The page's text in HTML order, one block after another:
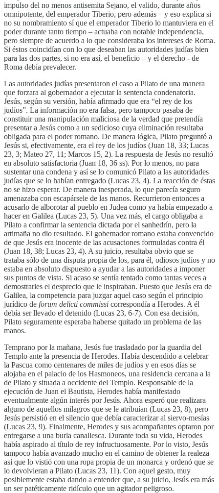
impulso del no menos antisemita Sejano, el valido, durante años
omnipotente, del emperador Tiberio, pero además – y eso explica si
no su nombramiento sí que el emperador Tiberio lo mantuviera en el
poder durante tanto tiempo – actuaba con notable independencia,
pero siempre de acuerdo a lo que consideraba los intereses de Roma.
Si éstos coincidían con lo que deseaban las autoridades judías bien
para las dos partes, si no era así, el beneficio – y el derecho - de
Roma debía prevalecer.
Las autoridades judías presentaron el caso a Pilato de una manera
que forzara al gobernador a ejecutar la sentencia condenatoria.
Jesús, según su versión, había afirmado que era “el rey de los
judíos”. La información no era falsa, pero tampoco pasaba de
constituir una manipulación maliciosa de la verdad que pretendía
presentar a Jesús como a un sedicioso cuya eliminación resultaba
obligada para el poder romano. De manera lógica, Pilato preguntó a
Jesús si, efectivamente, era el rey de los judíos (Juan 18, 33; Lucas
23, 3; Mateo 27, 11; Marcos 15, 2). La respuesta de Jesús no resultó
en absoluto satisfactoria (Juan 18, 36 ss). Por lo menos, no para
sustentar una condena y así se lo comunicó Pilato a las autoridades
judías que se lo habían entregado (Lucas 23, 4). La reacción de éstas
no se hizo esperar. De manera inesperada, lo que parecía seguro
amenazaba con escapársele de las manos. Recurrieron entonces a
acusarlo de alborotar al pueblo en Judea como ya había empezado a
hacer en Galilea (Lucas 23, 5). Una vez más, el cargo obligaba a
Pilato a confirmar la sentencia dictada por el sanhedrín, pero la
artimaña no dio resultado. El gobernador romano estaba convencido
de que Jesús era inocente de las acusaciones formuladas contra él
(Juan 18, 38; Lucas 23, 4). A su juicio, resultaba obvio que se
trataba sólo de una disputa propia de los, para él, odiosos judíos y no
estaba en absoluto dispuesto a ayudar a las autoridades a imponer
sus puntos de vista. Si acaso se sentía tentado como tantas veces a
demostrarles el desprecio que le inspiraban. Puesto que Jesús era de
Galilea, la competencia para juzgar aquel caso según el principio
jurídico de forum delicti commissi correspondía a Herodes. A él
debía ser llevado el detenido (Lucas 23, 6-7). Con esa decisión,
Pilato seguramente esperaba haberse quitado un problema de las
manos.
Temprano por la mañana, Jesús fue trasladado por la guardia del
Templo ante la presencia de Herodes. Había descendido a celebrar
la Pascua como centenares de miles de judíos y en esos días se
alojaba en el palacio de los Hasmoneos, una residencia cercana a la
de Pilato y situada a occidente del Templo. Responsable de la
ejecución de Juan el Bautista, Herodes había manifestado
eventualmente algún interés por Jesús. Ahora esperó que realizara
alguno de aquellos milagros que se le atribuían (Lucas 23, 8), pero
Jesús persistió en el silencio que debía caracterizar al siervo-mesías
(Lucas 23, 9). Finalmente, Herodes y sus acompañantes optaron por
entregarse a una burla canallesca. Durante toda su vida, Herodes
había aspirado al título de rey infructuosamente. Por lo visto, Jesús
tampoco había avanzado mucho en el camino de obtener la realeza
así que lo vistió con una ropa propia de un monarca y ordenó que se
lo devolvieran a Pilato (Lucas 23, 11). Con aquel gesto, muy
posiblemente estaba dando a entender que, a su juicio, Jesús era más
un ser patéticamente ridículo que un agitador peligroso.